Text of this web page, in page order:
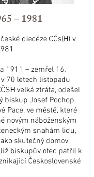
– 1981
diecéze CČs(H) v
1911 – zemřel 16.
70 letech listopadu
velká ztráta, odešel
biskup Josef Pochop.
Pace, ve městě, které
novým náboženským
snahám lidu,
skutečný domov
biskupův otec patřil k
Československé